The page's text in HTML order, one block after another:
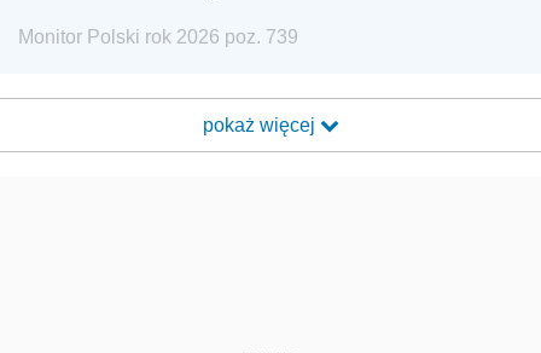
Monitor Polski rok 2026 poz. 739
pokaż więcej